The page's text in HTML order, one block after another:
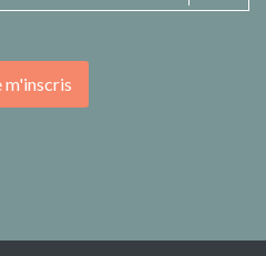
m'inscris